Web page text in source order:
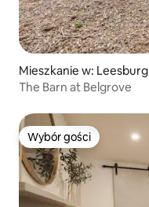
Mieszkanie w: Leesburg
The Barn at Belgrove
Wybór gości
Wybór gości